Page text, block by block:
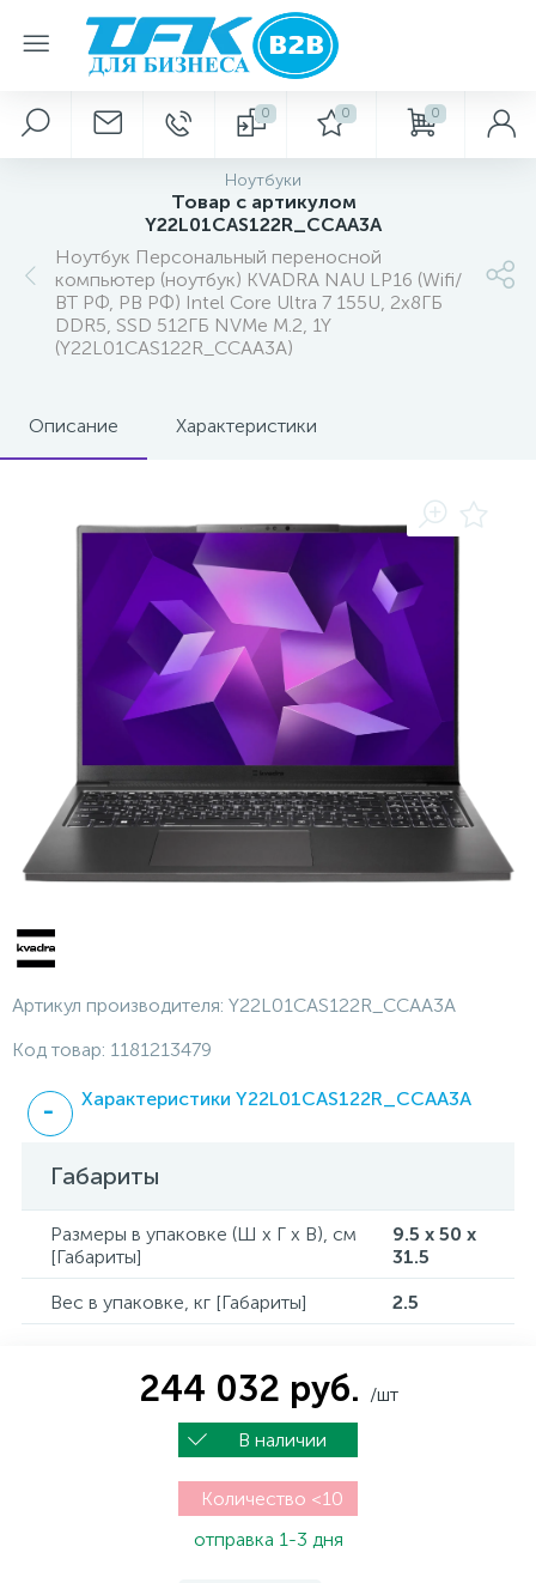
0 0 0
Ноутбуки
Товар с артикулом
Y22L01CAS122R_CCAA3A
Ноутбук Персональный переносной
компьютер (ноутбук) KVADRA NAU LP16 (Wifi/
BT РФ, PB РФ) Intel Core Ultra 7 155U, 2х8ГБ
DDR5, SSD 512ГБ NVMe M.2, 1Y
(Y22L01CAS122R_CCAA3A)
Описание Характеристики
Артикул производителя: Y22L01CAS122R_CCAA3A
Код товар: 1181213479
Характеристики Y22L01CAS122R_CCAA3A
Габариты
Размеры в упаковке (Ш x Г x В), см
[Габариты]
9.5 x 50 x
31.5
Вес в упаковке, кг [Габариты]
2.5
244 032 руб. /шт
В наличии
Количество <10
отправка 1-3 дня